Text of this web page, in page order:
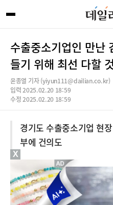
수출중소기업인 만난
들기 위해 최선 다할
윤종열 기자 (yiyun111@dailian.co.kr)
입력 2025.02.20 18:59
수정 2025.02.20 18:59
경기도 수출중소기업 현
부에 건의도
X